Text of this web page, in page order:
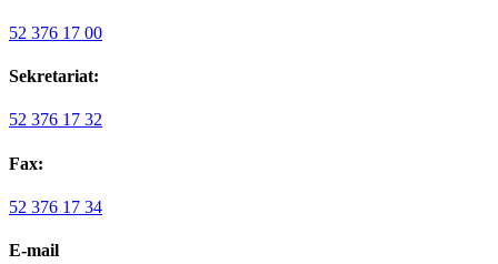
52 376 17 00
Sekretariat:
52 376 17 32
Fax:
52 376 17 34
E-mail